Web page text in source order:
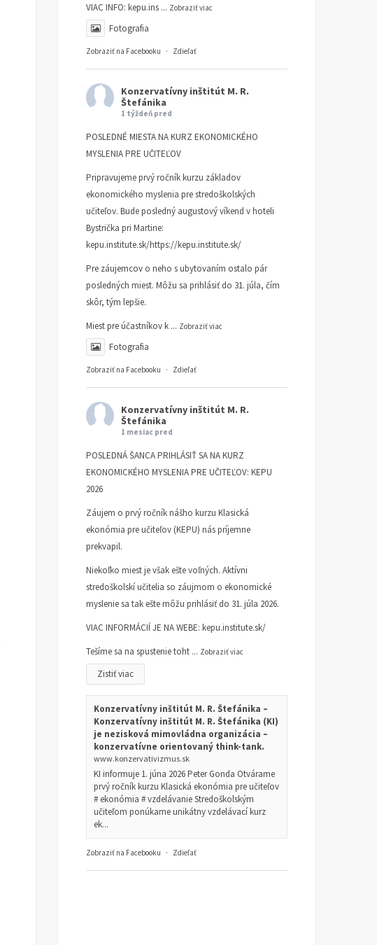
VIAC INFO: kepu.ins ... Zobraziť viac
Fotografia
Zobraziť na Facebooku · Zdieľať
Konzervatívny inštitút M. R.
Štefánika
1 týždeň pred
POSLEDNÉ MIESTA NA KURZ EKONOMICKÉHO
MYSLENIA PRE UČITEĽOV
Pripravujeme prvý ročník kurzu základov
ekonomického myslenia pre stredoškolských
učiteľov. Bude posledný augustový víkend v hoteli
Bystrička pri Martine:
kepu.institute.sk/https://kepu.institute.sk/
Pre záujemcov o neho s ubytovaním ostalo pár
posledných miest. Môžu sa prihlásiť do 31. júla, čím
skôr, tým lepšie.
Miest pre účastníkov k ... Zobraziť viac
Fotografia
Zobraziť na Facebooku · Zdieľať
Konzervatívny inštitút M. R.
Štefánika
1 mesiac pred
POSLEDNÁ ŠANCA PRIHLÁSIŤ SA NA KURZ
EKONOMICKÉHO MYSLENIA PRE UČITEĽOV: KEPU
2026
Záujem o prvý ročník nášho kurzu Klasická
ekonómia pre učiteľov (KEPU) nás príjemne
prekvapil.
Niekoľko miest je však ešte voľných. Aktívni
stredoškolskí učitelia so záujmom o ekonomické
myslenie sa tak ešte môžu prihlásiť do 31. júla 2026.
VIAC INFORMÁCIÍ JE NA WEBE: kepu.institute.sk/
Tešíme sa na spustenie toht ... Zobraziť viac
Zistiť viac
Konzervatívny inštitút M. R. Štefánika –
Konzervatívny inštitút M. R. Štefánika (KI)
je nezisková mimovládna organizácia –
konzervatívne orientovaný think-tank.
www.konzervativizmus.sk
KI informuje 1. júna 2026 Peter Gonda Otvárame
prvý ročník kurzu Klasická ekonómia pre učiteľov
# ekonómia # vzdelávanie Stredoškolským
učiteľom ponúkame unikátny vzdelávací kurz
ek...
Zobraziť na Facebooku · Zdieľať